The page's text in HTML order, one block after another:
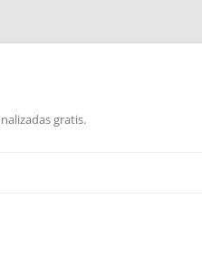
gratis.